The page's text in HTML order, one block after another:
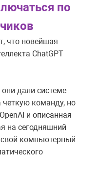
по
что новейшая
ChatGPT
дали системе
четкую команду, но
и описанная
на сегодняшний
компьютерный